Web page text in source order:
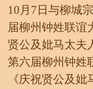
10月7日与柳城
届柳州钟姓联谊
贤公及妣马太夫
第六届柳州钟姓
《庆祝贤公及